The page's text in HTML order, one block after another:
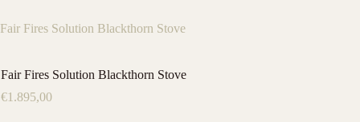
Fair Fires Solution Blackthorn Stove
Fair Fires Solution Blackthorn Stove
€1.895,00